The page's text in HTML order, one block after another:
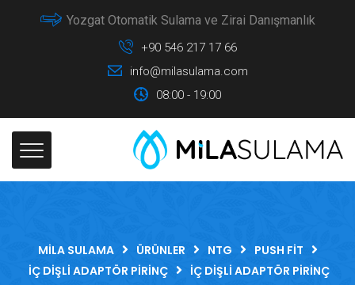
Yozgat Otomatik Sulama ve Zirai Danışmanlık
+90 546 217 17 66
info@milasulama.com
08:00 - 19:00
MILA SULAMA ÜRÜNLER NTG
PUSH FIT
İÇ DIŞLI ADAPTÖR PIRINÇ
İÇ DIŞLI ADAPTÖR PIRINÇ